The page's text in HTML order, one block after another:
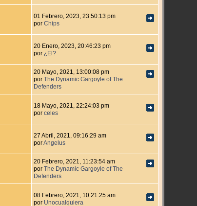
01 Febrero, 2023, 23:50:13 pm
porChips
20 Enero, 2023, 20:46:23 pm
por ¿El?
20 Mayo, 2021, 13:00:08 pm
porThe Dynamic Gargoyle of The
Defenders
18 Mayo, 2021, 22:24:03 pm
porceles
27 Abril, 2021, 09:16:29 am
porAngelus
20 Febrero, 2021, 11:23:54 am
porThe Dynamic Gargoyle of The
Defenders
08 Febrero, 2021, 10:21:25 am
por Unocualquiera